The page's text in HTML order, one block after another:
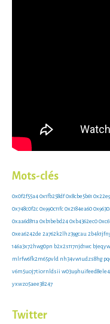
Mots-clés
0x0f2f55a40x1fb258df0x8cbe5b61
0x748c0f2c0x990c11fc0x2184ea60
0xaa6d811a 0xb1bebd240xb4362ec0
0xea6242de 2a762k2lhz39gcau
146a3x72hwg0pn b2x2s117njd1wc
mlrfw6fk2m65pvld nh34vw1udzs8hg
v6m5uoj7tiornldsii
yxwzo5aee38247
Twitter